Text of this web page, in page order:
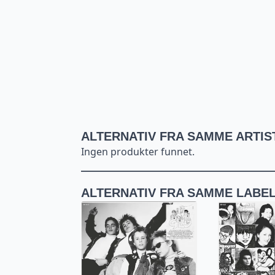
ALTERNATIV FRA SAMME
Ingen produkter funnet.
ALTERNATIV FRA SAMME